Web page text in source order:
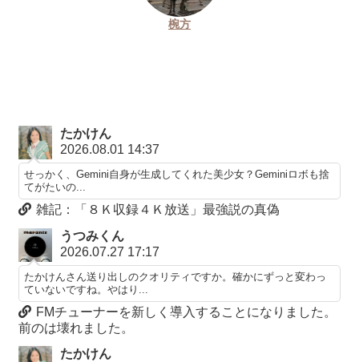
椀方
たかけん
2026.08.01 14:37
せっかく、Gemini自身が生成してくれた美少女？Geminiロボも捨
てがたいの...
雑記：「８Ｋ収録４Ｋ放送」最強説の真偽
うつみくん
2026.07.27 17:17
たかけんさん送り出しのクオリティですか。確かにずっと変わっ
ていないですね。やはり...
FMチューナーを新しく導入することになりました。
前のは壊れました。
たかけん